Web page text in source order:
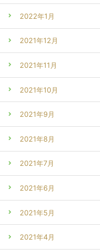
2022年1月
2021年12月
2021年11月
2021年10月
2021年9月
2021年8月
2021年7月
2021年6月
2021年5月
2021年4月